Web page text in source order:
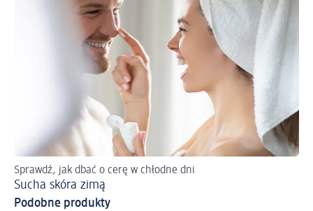
Sprawdź, jak dbać o cerę w chłodne dni
Sucha skóra zimą
Podobne produkty